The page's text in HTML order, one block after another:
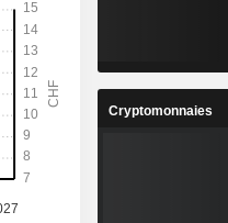
Cryptomonnaies